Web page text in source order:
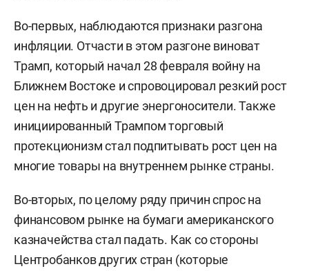
Во-первых, наблюдаются признаки разгона
инфляции. Отчасти в этом разгоне виноват
Трамп, который начал 28 февраля войну на
Ближнем Востоке и спровоцировал резкий рост
цен на нефть и другие энергоносители. Также
инициированный Трампом торговый
протекционизм стал подпитывать рост цен на
многие товары на внутреннем рынке страны.
Во-вторых, по целому ряду причин спрос на
финансовом рынке на бумаги американского
казначейства стал падать. Как со стороны
Центробанков других стран (которые